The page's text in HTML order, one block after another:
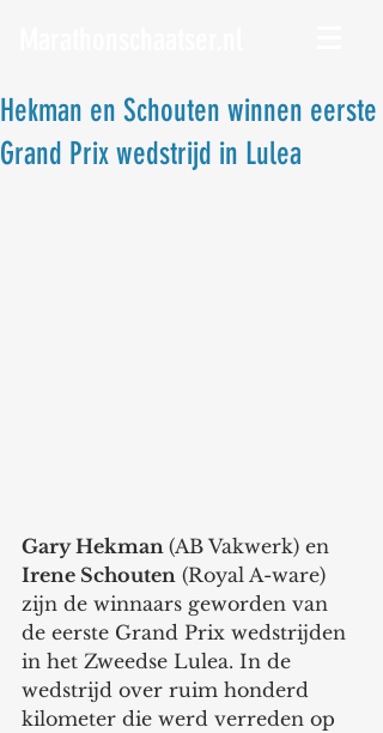
Hekman en Schouten winnen eerste
Grand Prix wedstrijd in Lulea
Gary Hekman (AB Vakwerk) en
Irene Schouten (Royal A-ware)
zijn de winnaars geworden van
de eerste Grand Prix wedstrijden
in het Zweedse Lulea. In de
wedstrijd over ruim honderd
kilometer die werd verreden op